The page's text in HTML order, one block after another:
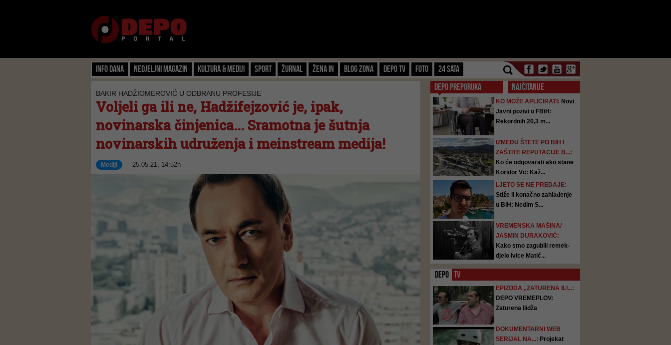
Info dana Nedjeljni magazin Kultura & Mediji Sport Žurnal Žena IN Blog zona Depo TV FOTO 24 SATA
BAKIR HADŽIOMEROVIĆ U ODBRANU PROFESIJE
Voljeli ga ili ne, Hadžifejzović je, ipak,
novinarska činjenica... Sramotna je šutnja
novinarskih udruženja i meinstream medija!
Mediji 25.05.21, 14:52h
DEPO PREPORUKA NAJČITANIJE
KO MOŽE APLICIRATI: Novi
Javni pozivi u FBiH:
Rekordnih 20,3 m...
IZMEĐU ŠTETE PO BIH I
ZAŠTITE REPUTACIJE B...:
Ko će odgovarati ako stane
Koridor Vc: Kaž...
LJETO SE NE PREDAJE:
Stiže li konačno zahlađenje
u BiH: Nedim S...
VREMENSKA MAŠINA/
JASMIN DURAKOVIĆ:
Kako smo zagubili remek-
djelo Ivice Matić...
DEPO TV
EPIZODA „ZATURENA ILI...:
DEPO VREMEPLOV:
Zaturena Ilidža
DOKUMENTARNI WEB
SERIJAL NA...: Projekat